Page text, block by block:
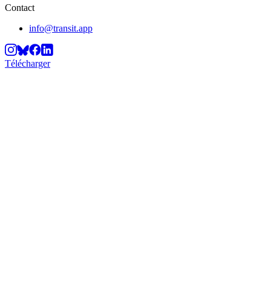
Contact
info@transit.app
Télécharger